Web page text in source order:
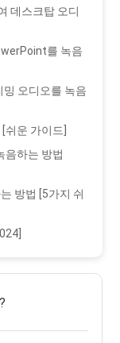
데스크탑 오디
를 녹음
오디오를 녹음
운 가이드]
음하는 방법
방법 [5가지 쉬